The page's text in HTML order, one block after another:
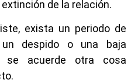
de la relación.
exista un periodo de
un despido o una baja
se acuerde otra cosa